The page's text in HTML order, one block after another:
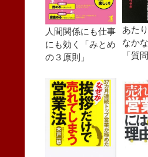
人間関係にも仕事
にも効く「みとめ
の３原則」
あた
なか
「質